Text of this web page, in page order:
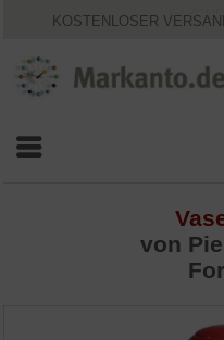
KOSTENLOSER
von